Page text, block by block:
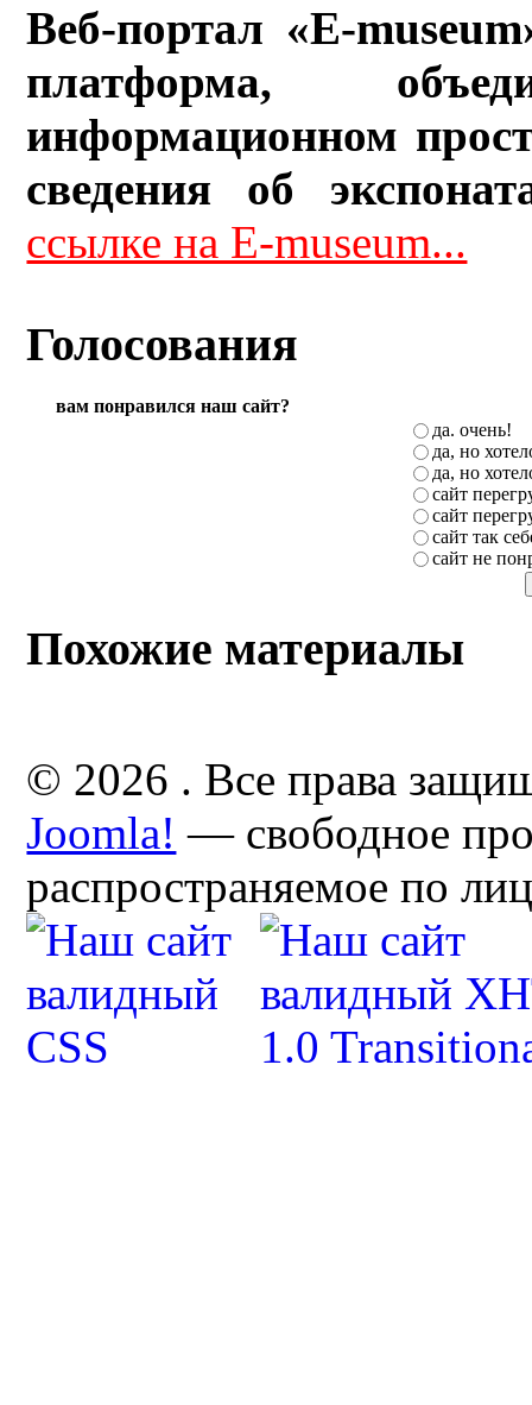
Веб-портал «E-
платформа,
информационном
сведения об
ссылке на E-museum...
Голосования
вам понравился наш сайт?
да. очень!
да, но
да, но
сайт
сайт
сайт так
сайт не
Похожие материалы
© 2026 . Все права
Joomla! — свободное
распространяемое по